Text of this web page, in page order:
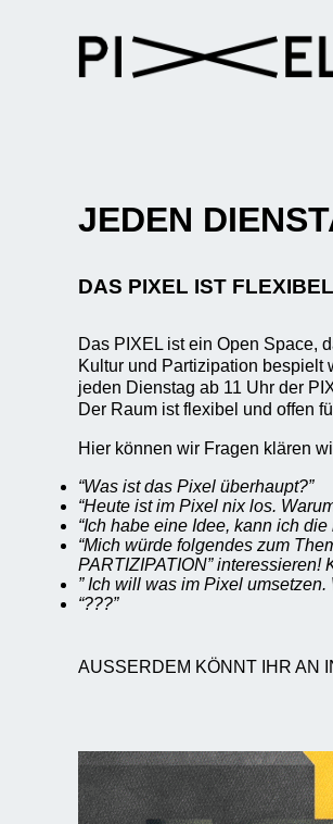
JEDEN
DAS PIXEL IST FLEXIBEL
Das PIXEL ist ein Open Space,
Kultur und Partizipation bespielt
jeden Dienstag ab 11 Uhr der
Der Raum ist flexibel und offen
Hier können wir Fragen klären
“Was ist das Pixel überhaupt?”
“Heute ist im Pixel nix los.
“Ich habe eine Idee, kann ich
“Mich würde folgendes zum
PARTIZIPATION” interessieren!
” Ich will was im Pixel
“???”
AUSSERDEM KÖNNT IHR AN